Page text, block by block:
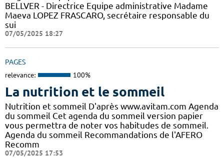
BELLVER - Directrice Equipe administrative Madame
Maeva LOPEZ FRASCARO, secrétaire responsable du
sui
07/05/2025 18:27
PAGES
relevance: 100%
La nutrition et le sommeil
Nutrition et sommeil D'après www.avitam.com Agenda
du sommeil Cet agenda du sommeil version papier
vous permettra de noter vos habitudes de sommeil.
Agenda du sommeil Recommandations de l'AFERO
Recomm
07/05/2025 17:53